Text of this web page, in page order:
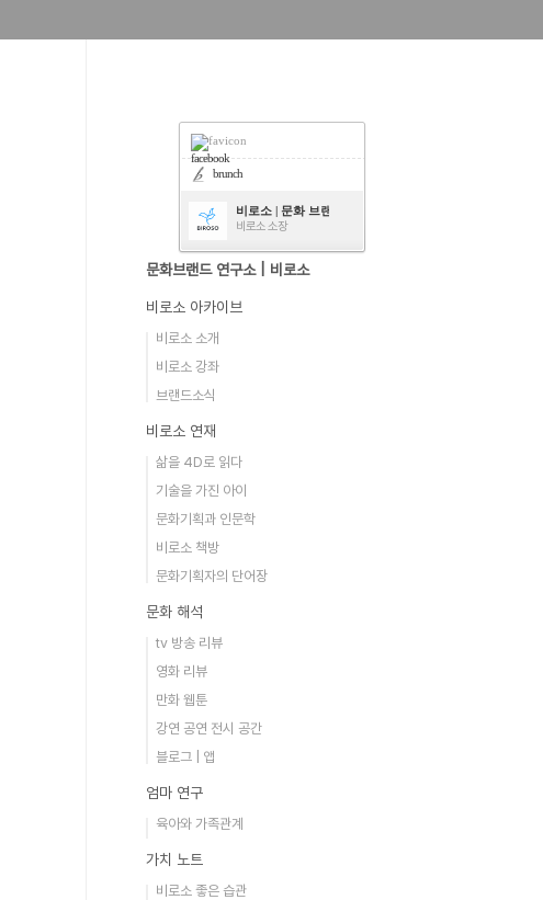
facebook
brunch
비로소 | 문화 브랜드 연구소
비로소 소장
문화브랜드 연구소 | 비로소
비로소 아카이브
비로소 소개
비로소 강좌
브랜드소식
비로소 연재
삶을 4D로 읽다
기술을 가진 아이
문화기획과 인문학
비로소 책방
문화기획자의 단어장
문화 해석
tv 방송 리뷰
영화 리뷰
만화 웹툰
강연 공연 전시 공간
블로그 | 앱
엄마 연구
육아와 가족관계
가치 노트
비로소 좋은 습관